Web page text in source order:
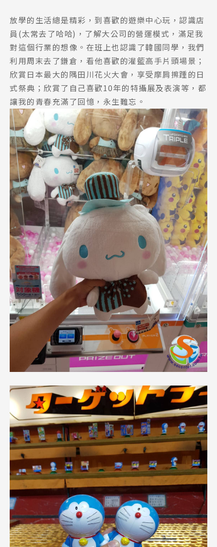
熱門搜尋：
加拿大RO 任意門 遊學團
教育學區
Pathway
Latest News 最新消息
Promotion 最新優惠
Program 課程選擇
SEC 知識庫
放學的生活總是精彩，到喜歡的遊樂中心玩，認識店
員(太常去了哈哈)，了解大公司的營運模式，滿足我
對這個行業的想像。在班上也認識了韓國同學，我們
利用周末去了鎌倉，看他喜歡的灌籃高手片頭場景；
欣賞日本最大的隅田川花火大會，享受摩肩擦踵的日
式祭典；欣賞了自己喜歡10年的特攝展及表演等，都
讓我的青春充滿了回憶，永生難忘。